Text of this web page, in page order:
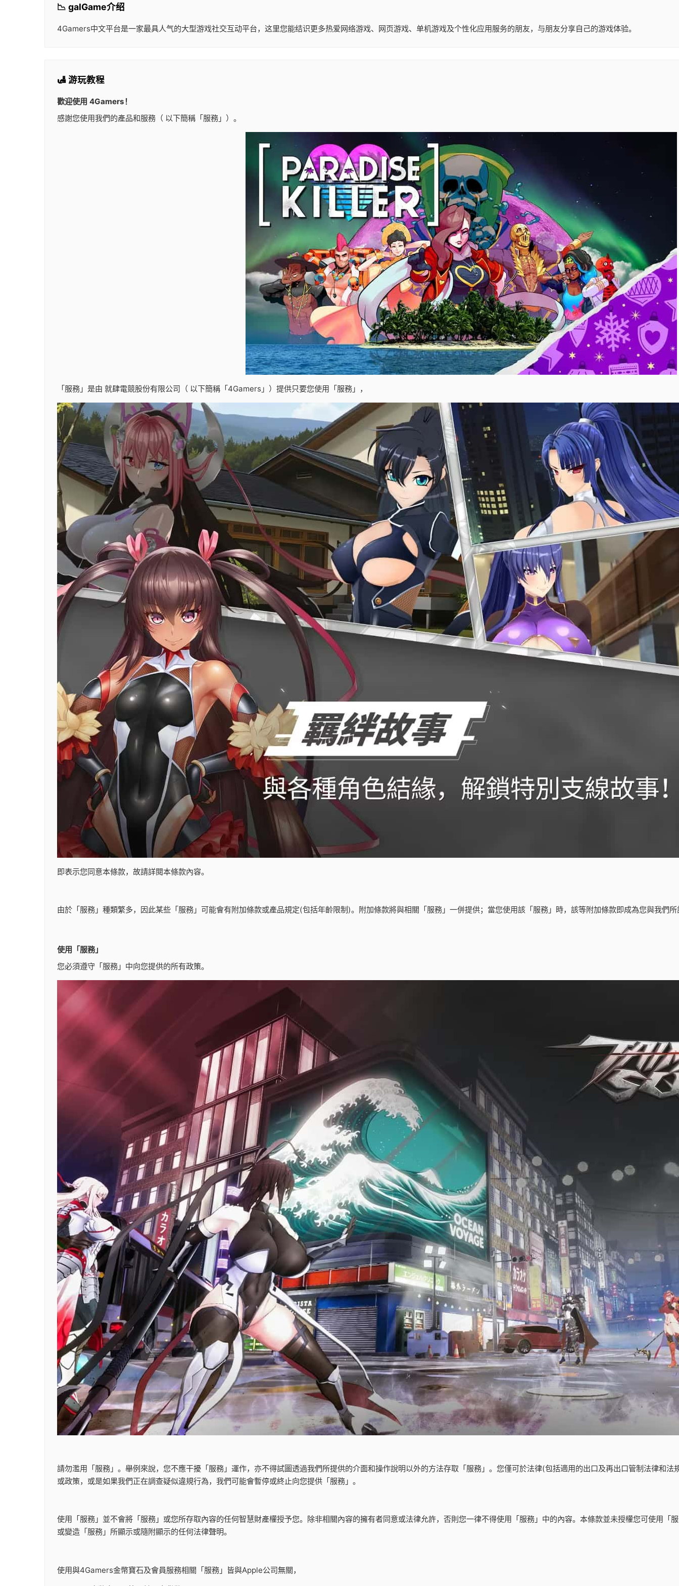
📉 galGame介绍
4Gamers中文平台是一家最具人气的大型游戏社交互动平台，这里您能结识更多热爱网络游戏、网页游戏、单机游戏及个性化应用服务的朋友，与朋友分享自己的游戏体验。
🛃 游玩教程
歡迎使用 4Gamers！
感謝您使用我們的產品和服務（ 以下簡稱「服務」）。
「服務」是由 就肆電競股份有限公司（ 以下簡稱「4Gamers」）提供只要您使用「服務」，
即表示您同意本條款，故請詳閱本條款內容。
由於「服務」種類繁多，因此某些「服務」可能會有附加條款或產品規定(包括年齡限制)。附加條款將與相關「服務」一併提供；當您使用該「服務」時，該等附加條款即成為您與我們
使用「服務」
您必須遵守「服務」中向您提供的所有政策。
請勿濫用「服務」。舉例來說，您不應干擾「服務」運作，亦不得試圖透過我們所提供的介面和操作說明以外的方法存取「服務」。您僅可於法律(包括適用的出口及再出口管制法律和
或政策，或是如果我們正在調查疑似違規行為，我們可能會暫停或終止向您提供「服務」。
使用「服務」並不會將「服務」或您所存取內容的任何智慧財產權授予您。除非相關內容的擁有者同意或法律允許，否則您一律不得使用「服務」中的內容。本條款並未授權您可使用「
或變造「服務」所顯示或隨附顯示的任何法律聲明。
使用與4Gamers金幣寶石及會員服務相關「服務」皆與Apple公司無關，